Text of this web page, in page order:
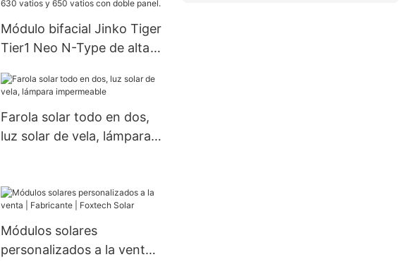
Módulo bifacial Jinko Tiger
Tier1 Neo N-Type de alta
solares 16BB de 590
vatios y 650 vatios con
doble panel.
Farola solar todo en dos,
luz solar de vela, lámpara
Módulos solares
personalizados a la venta |